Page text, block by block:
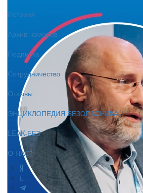
История
Архив номеров
Подписка
Сотрудничество
Отзывы
ЭНЦИКЛОПЕДИЯ БЕЗОПАСНИКА
LEAK-БЕЗ
О НАС